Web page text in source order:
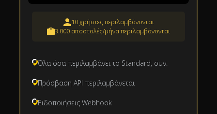
10 χρήστες περιλαμβάνονται
3.000 αποστολές/μήνα περιλαμβάνονται
Όλα όσα περιλαμβάνει το Standard, συν:
Πρόσβαση API περιλαμβάνεται
Ειδοποιήσεις Webhook